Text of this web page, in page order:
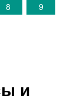
8
9
и